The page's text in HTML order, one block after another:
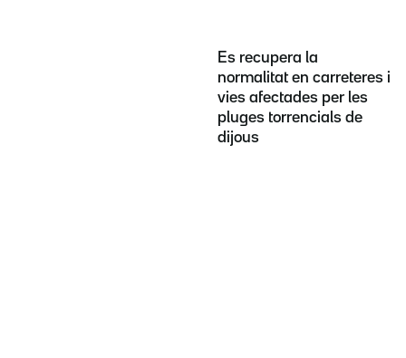
Es recupera la
normalitat en carreteres i
vies afectades per les
pluges torrencials de
dijous